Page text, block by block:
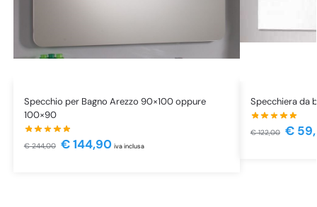
Specchio per Bagno Arezzo 90×100 oppure
100×90
€244,00 €144,90 iva inclusa
Specchiera da
€122,00 €